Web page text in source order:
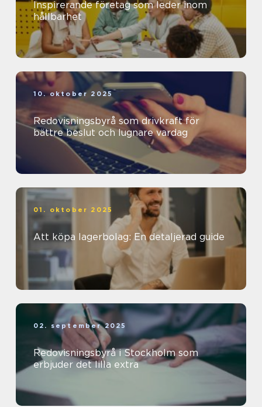
Inspirerande företag som leder inom
hållbarhet
10. oktober 2025
Redovisningsbyrå som drivkraft för
bättre beslut och lugnare vardag
01. oktober 2025
Att köpa lagerbolag: En detaljerad guide
02. september 2025
Redovisningsbyrå i Stockholm som
erbjuder det lilla extra